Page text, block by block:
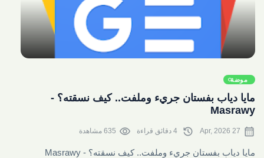
موضة
مايا دياب بفستان جريء وملفت.. كيف نسقته؟ -
Masrawy
calendar_month
27 Apr, 2026
history
visibility 635 مشاهدة
مايا دياب بفستان جريء وملفت.. كيف نسقته؟ - Masrawy